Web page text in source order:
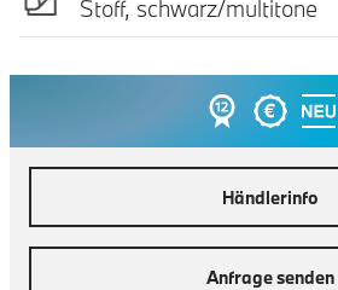
Stoff, schwarz/multitone
Händlerinfo
Anfrage senden